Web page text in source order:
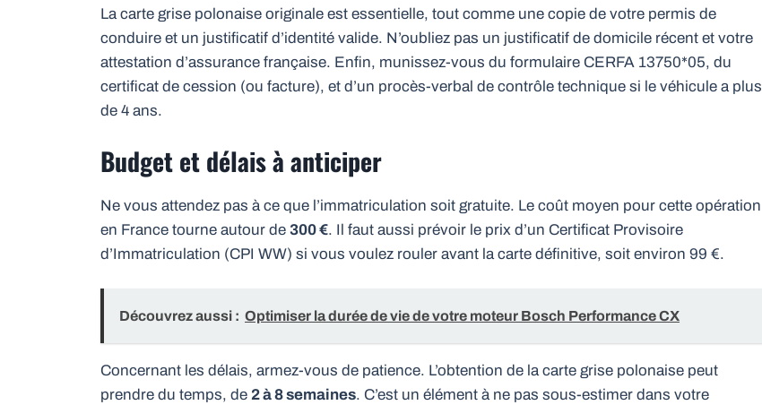
La carte grise polonaise originale est essentielle, tout comme une copie de votre permis de
conduire et un justificatif d’identité valide. N’oubliez pas un justificatif de domicile récent et votre
attestation d’assurance française. Enfin, munissez-vous du formulaire CERFA 13750*05, du
certificat de cession (ou facture), et d’un procès-verbal de contrôle technique si le véhicule a plus
de 4 ans.
Budget et délais à anticiper
Ne vous attendez pas à ce que l’immatriculation soit gratuite. Le coût moyen pour cette opération
en France tourne autour de 300 €. Il faut aussi prévoir le prix d’un Certificat Provisoire
d’Immatriculation (CPI WW) si vous voulez rouler avant la carte définitive, soit environ 99 €.
Découvrez aussi : Optimiser la durée de vie de votre moteur Bosch Performance CX
Concernant les délais, armez-vous de patience. L’obtention de la carte grise polonaise peut
prendre du temps, de 2 à 8 semaines. C’est un élément à ne pas sous-estimer dans votre